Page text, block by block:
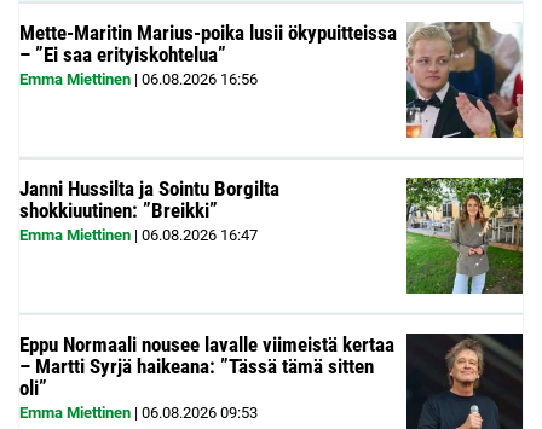
Mette-Maritin Marius-poika lusii ökypuitteissa
– ”Ei saa erityiskohtelua”
Emma Miettinen | 06.08.2026 16:56
Janni Hussilta ja Sointu Borgilta
shokkiuutinen: ”Breikki”
Emma Miettinen | 06.08.2026 16:47
Eppu Normaali nousee lavalle viimeistä kertaa
– Martti Syrjä haikeana: ”Tässä tämä sitten
oli”
Emma Miettinen | 06.08.2026 09:53